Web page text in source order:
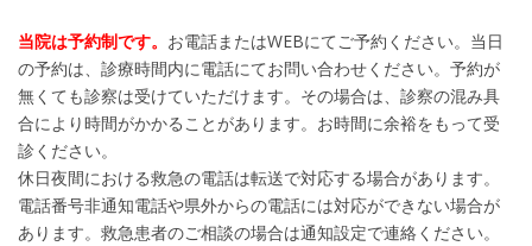
当院は予約制です。 お電話またはWEBにてご予約ください。当日
の予約は、診療時間内に電話にてお問い合わせください。予約が
無くても診察は受けていただけます。その場合は、診察の混み具
合により時間がかかることがあります。お時間に余裕をもって受
診ください。
休日夜間における救急の電話は転送で対応する場合があります。
電話番号非通知電話や県外からの電話には対応ができない場合が
あります。救急患者のご相談の場合は通知設定で連絡ください。